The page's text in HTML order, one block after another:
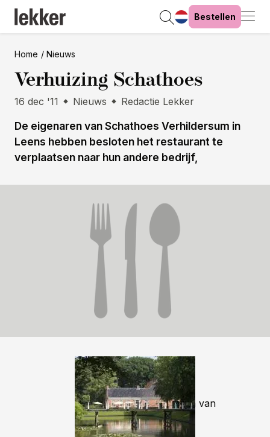
Bestellen
Home Nieuws
Verhuizing Schathoes
16 dec '11 Nieuws Redactie Lekker
De eigenaren van Schathoes Verhildersum in
Leens hebben besloten het restaurant te
verplaatsen naar hun andere bedrijf,
De eigenaren van